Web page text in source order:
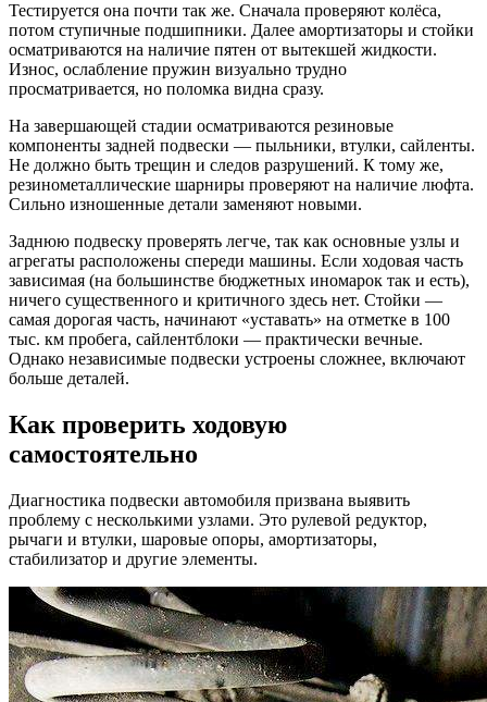
Тестируется она почти так же. Сначала проверяют колёса,
потом ступичные подшипники. Далее амортизаторы и стойки
осматриваются на наличие пятен от вытекшей жидкости.
Износ, ослабление пружин визуально трудно
просматривается, но поломка видна сразу.
На завершающей стадии осматриваются резиновые
компоненты задней подвески — пыльники, втулки, сайленты.
Не должно быть трещин и следов разрушений. К тому же,
резинометаллические шарниры проверяют на наличие люфта.
Сильно изношенные детали заменяют новыми.
Заднюю подвеску проверять легче, так как основные узлы и
агрегаты расположены спереди машины. Если ходовая часть
зависимая (на большинстве бюджетных иномарок так и есть),
ничего существенного и критичного здесь нет. Стойки —
самая дорогая часть, начинают «уставать» на отметке в 100
тыс. км пробега, сайлентблоки — практически вечные.
Однако независимые подвески устроены сложнее, включают
больше деталей.
Как проверить ходовую
самостоятельно
Диагностика подвески автомобиля призвана выявить
проблему с несколькими узлами. Это рулевой редуктор,
рычаги и втулки, шаровые опоры, амортизаторы,
стабилизатор и другие элементы.